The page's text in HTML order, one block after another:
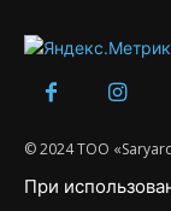
© 2024 ТОО
При